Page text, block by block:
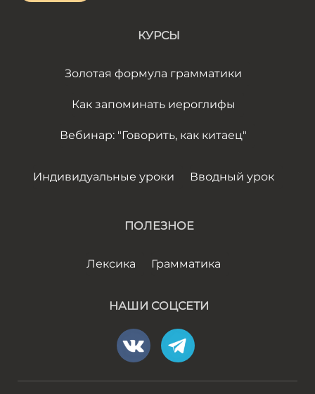
КУРСЫ
Золотая формула грамматики
Как запоминать иероглифы
Вебинар: "Говорить, как китаец"
Индивидуальные уроки Вводный урок
ПОЛЕЗНОЕ
Лексика Грамматика
НАШИ СОЦСЕТИ